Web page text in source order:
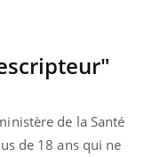
de la Santé
de 18 ans qui ne